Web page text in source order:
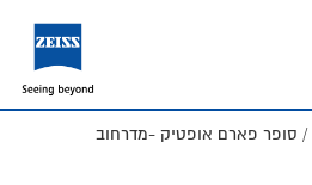
/ סופר פארם אופטיק -מדרחוב